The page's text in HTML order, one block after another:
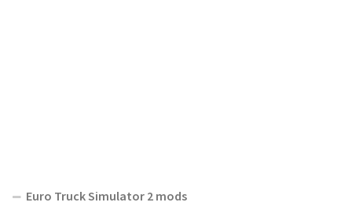
Euro Truck Simulator 2 mods